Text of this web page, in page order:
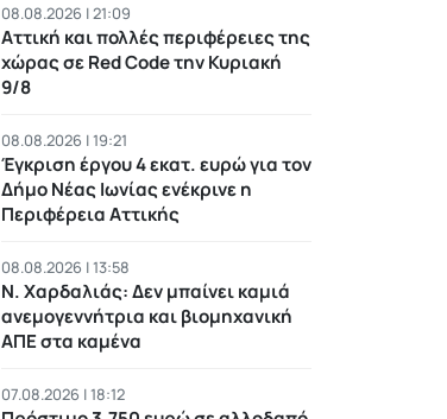
08.08.2026 | 21:09
Αττική και πολλές περιφέρειες της
χώρας σε Red Code την Κυριακή
9/8
08.08.2026 | 19:21
Έγκριση έργου 4 εκατ. ευρώ για τον
Δήμο Νέας Ιωνίας ενέκρινε η
Περιφέρεια Αττικής
08.08.2026 | 13:58
Ν. Χαρδαλιάς: Δεν μπαίνει καμιά
ανεμογεννήτρια και βιομηχανική
ΑΠΕ στα καμένα
07.08.2026 | 18:12